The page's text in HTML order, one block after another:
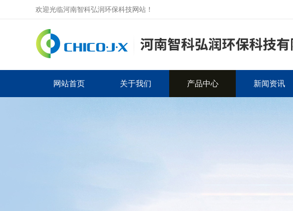
欢迎光临河南智科弘润环保科技网站！
网站首页 关于我们 产品中心 新闻资讯